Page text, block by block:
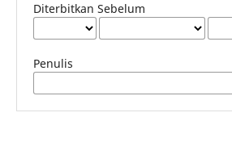
Diterbitkan Sebelum
Penulis